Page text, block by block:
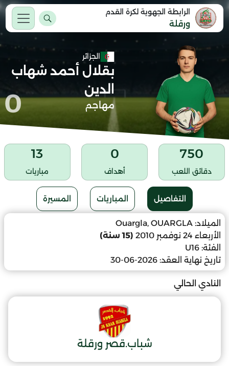
الرابطة الجهوية لكرة القدم
ورقلة
الجزائر
بقلال أحمد شهاب
الدين
مهاجم 0
750
دقائق اللعب
0
أهداف
13
مباريات
التفاصيل المباريات المسيرة
الميلاد: Ouargla, OUARGLA
الأربعاء 24 نوفمبر 2010
(15 سنة)
الفئة: U16
تاريخ نهاية العقد: 2026-06-30
النادي الحالي
شباب.قصر ورقلة